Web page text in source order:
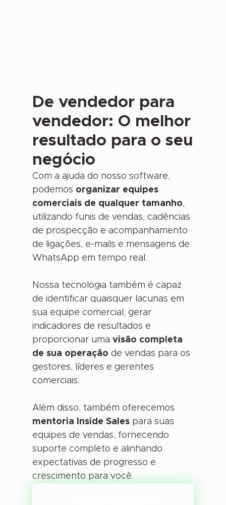
De vendedor para
vendedor: O melhor
resultado para o seu
negócio
Com a ajuda do nosso software,
podemos organizar equipes
comerciais de qualquer tamanho,
utilizando funis de vendas, cadências
de prospecção e acompanhamento
de ligações, e-mails e mensagens de
WhatsApp em tempo real.
Nossa tecnologia também é capaz
de identificar quaisquer lacunas em
sua equipe comercial, gerar
indicadores de resultados e
proporcionar uma visão completa
de sua operação de vendas para os
gestores, líderes e gerentes
comerciais.
Além disso, também oferecemos
mentoria Inside Sales para suas
equipes de vendas, fornecendo
suporte completo e alinhando
expectativas de progresso e
crescimento para você.